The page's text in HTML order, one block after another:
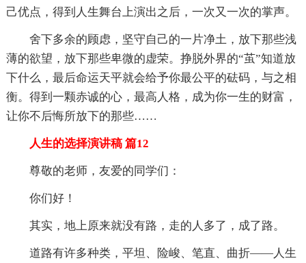
己优点，得到人生舞台上演出之后，一次又一次的掌声。
舍下多余的顾虑，坚守自己的一片净土，放下那些浅
薄的欲望，放下那些卑微的虚荣。挣脱外界的“茧”知道放
下什么，最后命运天平就会给予你最公平的砝码，与之相
衡。得到一颗赤诚的心，最高人格，成为你一生的财富，
让你不后悔所放下的那些……
人生的选择演讲稿 篇12
尊敬的老师，友爱的同学们：
你们好！
其实，地上原来就没有路，走的人多了，成了路。
道路有许多种类，平坦、险峻、笔直、曲折——人生